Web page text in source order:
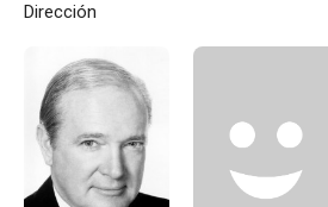
Dirección